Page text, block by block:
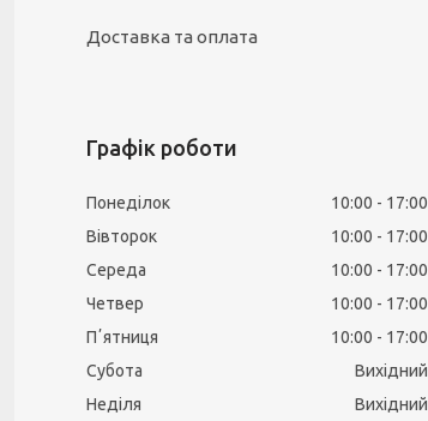
Доставка та оплата
Графік роботи
Понеділок 10:00
17:00
Вівторок
10:00
17:00
Середа
10:00
17:00
Четвер
10:00
17:00
Пʼятниця
10:00
17:00
Субота
Вихідний
Неділя
Вихідний